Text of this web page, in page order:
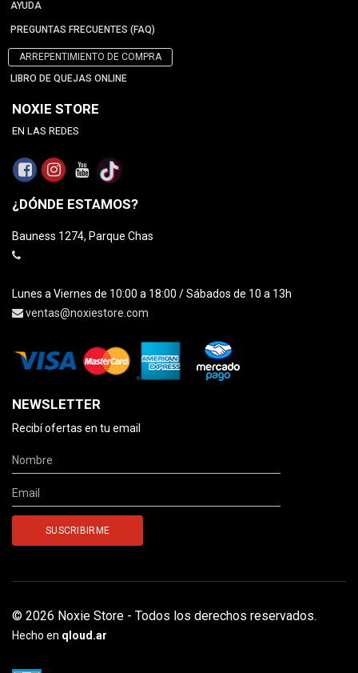
AYUDA
PREGUNTAS FRECUENTES (FAQ)
ARREPENTIMIENTO DE COMPRA
LIBRO DE QUEJAS ONLINE
NOXIE STORE
EN LAS REDES
¿DÓNDE ESTAMOS?
Bauness 1274, Parque Chas
Lunes a Viernes de 10:00 a 18:00 / Sábados de 10 a 13h
ventas@noxiestore.com
NEWSLETTER
Recibí ofertas en tu email
© 2026 Noxie Store - Todos los derechos reservados.
Hecho en qloud.ar